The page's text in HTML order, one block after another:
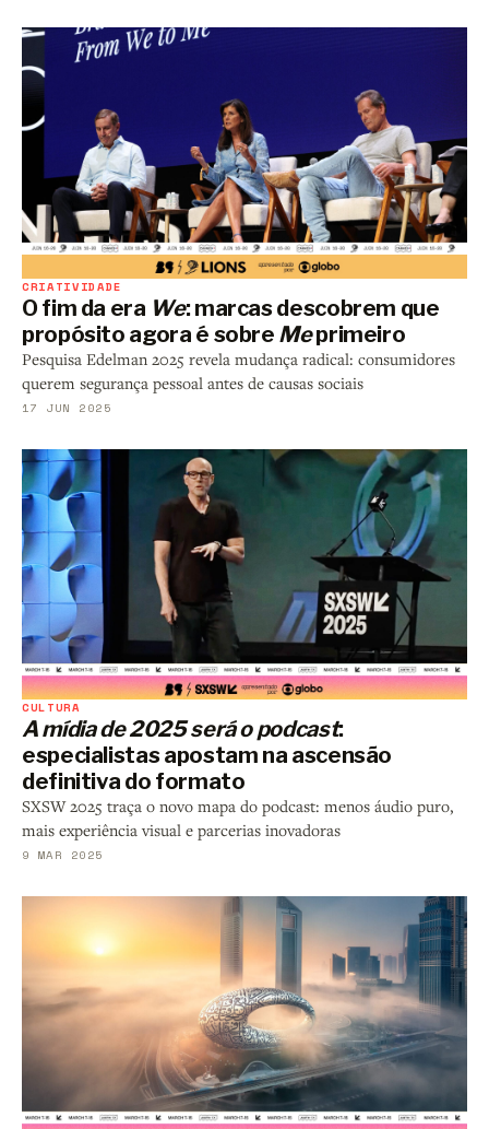
CRIATIVIDADE
O fim da era We: marcas descobrem que
propósito agora é sobre Meprimeiro
Pesquisa Edelman 2025 revela mudança radical: consumidores
querem segurança pessoal antes de causas sociais
17 JUN 2025
CULTURA
A mídia de 2025 será o podcast:
especialistas apostam na ascensão
definitiva do formato
SXSW 2025 traça o novo mapa do podcast: menos áudio puro,
mais experiência visual e parcerias inovadoras
9 MAR 2025